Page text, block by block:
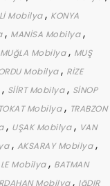
Mobilya, KONYA
, MANİSA Mobilya,
MUğLA Mobilya, MUŞ
Mobilya, RİZE
, SİİRT Mobilya, SİNOP
TOKAT Mobilya, TRABZON
, UŞAK Mobilya, VAN
, AKSARAY Mobilya,
Mobilya, BATMAN
Mobilya, IğDIR